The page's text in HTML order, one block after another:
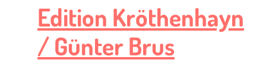
Edition Kröthenhayn
/ Günter Brus